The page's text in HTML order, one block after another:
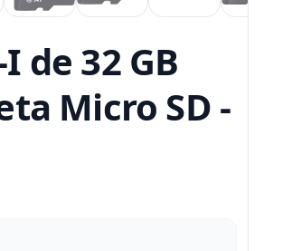
de 32 GB
Micro SD -